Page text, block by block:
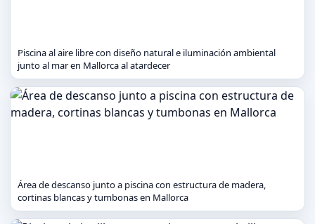
Piscina al aire libre con diseño natural e iluminación ambiental
junto al mar en Mallorca al atardecer
Área de descanso junto a piscina con estructura de madera,
cortinas blancas y tumbonas en Mallorca